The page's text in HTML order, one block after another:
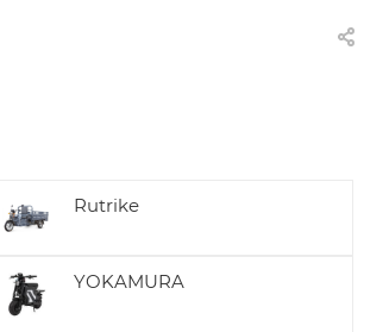
Rutrike
YOKAMURA